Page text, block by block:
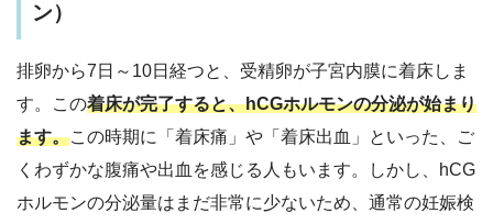
ン）
排卵から7日～10日経つと、受精卵が子宮内膜に着床しま
す。この着床が完了すると、hCGホルモンの分泌が始まり
ます。この時期に「着床痛」や「着床出血」といった、ご
くわずかな腹痛や出血を感じる人もいます。しかし、hCG
ホルモンの分泌量はまだ非常に少ないため、 通常の妊娠検